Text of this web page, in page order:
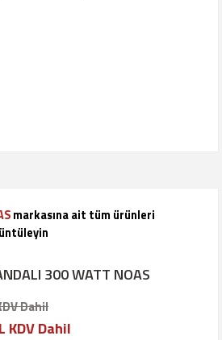
markasına ait tüm ürünleri
300 WATT NOAS
Dahil
KDV Dahil